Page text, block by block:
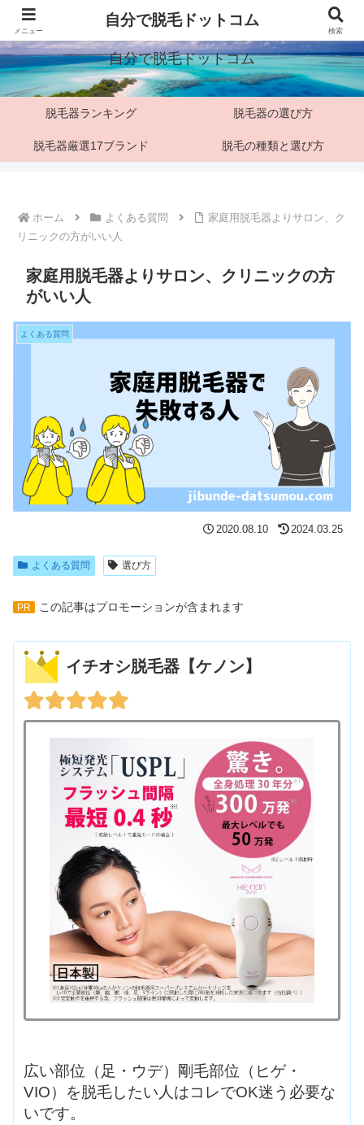
「脱毛マニア」僕の脱毛検証ブログ
自分で脱毛ドットコム
脱毛器ランキング 脱毛器の選び方
脱毛器厳選17ブランド 脱毛の種類と選び方
ホーム よくある質問
家庭用脱毛器よりサロン、ク
リニックの方がいい人
家庭用脱毛器よりサロン、クリニックの方
がいい人
よくある質問
2020.08.10 2024.03.25
よくある質問 選び方
PR この記事はプロモーションが含まれます
イチオシ脱毛器【ケノン】
広い部位（足・ウデ）剛毛部位（ヒゲ・
VIO）を脱毛したい人はコレでOK迷う必要な
いです。
メニュー
自分で脱毛ドットコム
検索